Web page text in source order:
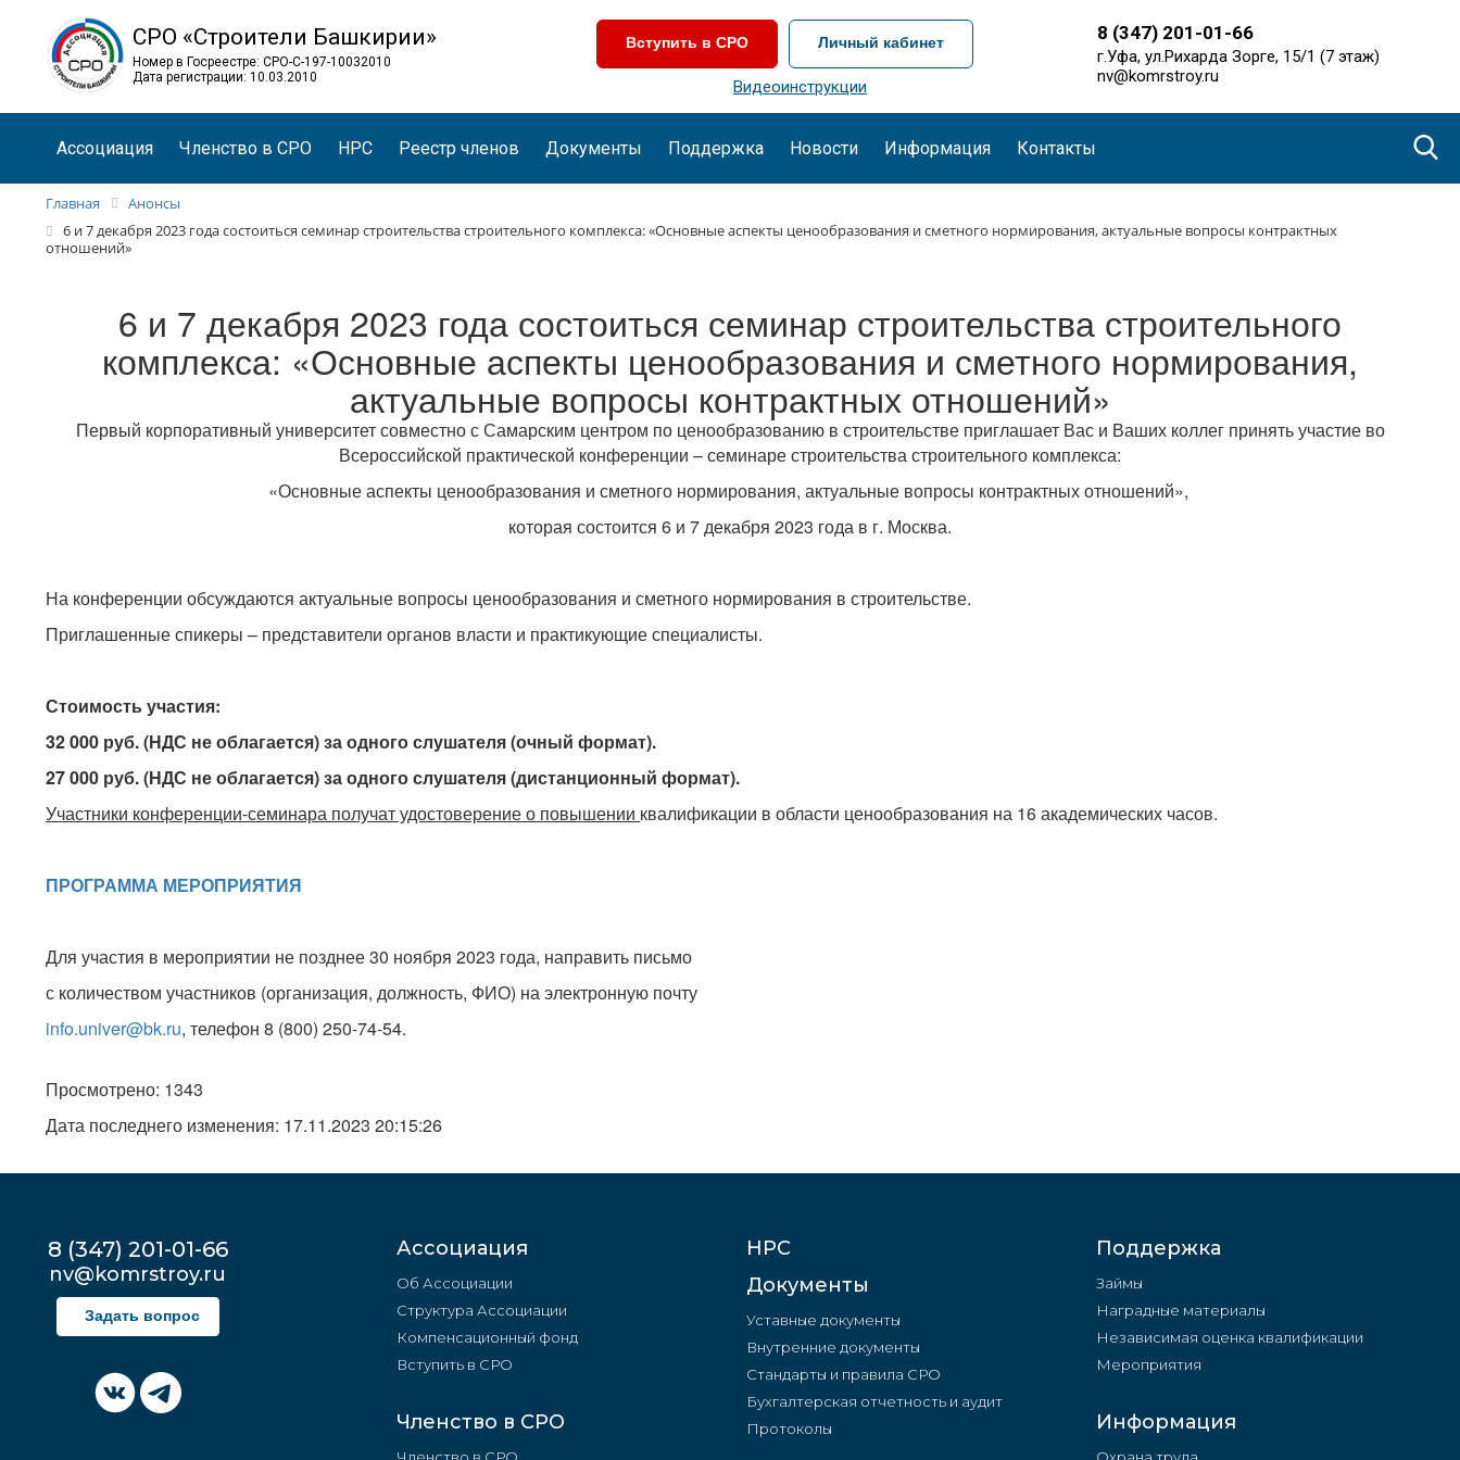
СРО «Строители Башкирии»
Номер в Госреестре: СРО-С-197-10032010
Дата регистрации: 10.03.2010
Вступить в СРО Личный кабинет
Видеоинструкции
8 (347) 201-01-66
г.Уфа, ул.Рихарда Зорге, 15/1 (7 этаж)
nv@komrstroy.ru
Ассоциация Членство в СРО НРС Реестр членов Документы Поддержка Новости Информация Контакты
Главная
Анонсы
6 и 7 декабря 2023 года состоиться семинар строительства строительного комплекса: «Основные аспекты ценообразования и сметного нормирования, актуальные вопросы контрактных
отношений»
6 и 7 декабря 2023 года состоиться семинар строительства строительного
комплекса: «Основные аспекты ценообразования и сметного нормирования,
актуальные вопросы контрактных отношений»
Первый корпоративный университет совместно с Самарским центром по ценообразованию в строительстве приглашает Вас и Ваших коллег принять участие во
Всероссийской практической конференции – семинаре строительства строительного комплекса:
«Основные аспекты ценообразования и сметного нормирования, актуальные вопросы контрактных отношений»,
которая состоится 6 и 7 декабря 2023 года в г. Москва.
На конференции обсуждаются актуальные вопросы ценообразования и сметного нормирования в строительстве.
Приглашенные спикеры – представители органов власти и практикующие специалисты.
Стоимость участия:
32 000 руб. (НДС не облагается) за одного слушателя (очный формат).
27 000 руб. (НДС не облагается) за одного слушателя (дистанционный формат).
Участники конференции-семинара получат удостоверение о повышении квалификации в области ценообразования на 16 академических часов.
ПРОГРАММА МЕРОПРИЯТИЯ
Для участия в мероприятии не позднее 30 ноября 2023 года, направить письмо
с количеством участников (организация, должность, ФИО) на электронную почту
info.univer@bk.ru, телефон 8 (800) 250-74-54.
Просмотрено: 1343
Дата последнего изменения: 17.11.2023 20:15:26
8 (347) 201-01-66
nv@komrstroy.ru
Задать вопрос
Ассоциация
Об Ассоциации
Структура Ассоциации
Компенсационный фонд
Вступить в СРО
Членство в СРО
Членство в СРО
НРС
Документы
Уставные документы
Внутренние документы
Стандарты и правила СРО
Бухгалтерская отчетность и аудит
Протоколы
Поддержка
Займы
Наградные материалы
Независимая оценка квалификации
Мероприятия
Информация
Охрана труда